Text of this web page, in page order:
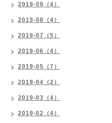
2019-09（4）
2019-08（4）
2019-07（5）
2019-06（4）
2019-05（7）
2019-04（2）
2019-03（4）
2019-02（4）